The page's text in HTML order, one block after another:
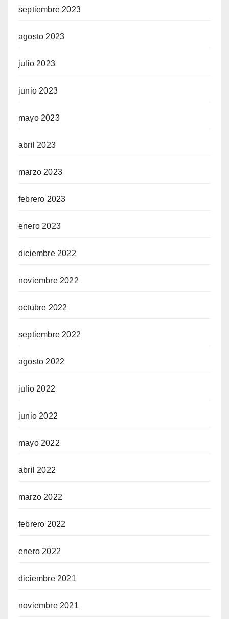
septiembre 2023
agosto 2023
julio 2023
junio 2023
mayo 2023
abril 2023
marzo 2023
febrero 2023
enero 2023
diciembre 2022
noviembre 2022
octubre 2022
septiembre 2022
agosto 2022
julio 2022
junio 2022
mayo 2022
abril 2022
marzo 2022
febrero 2022
enero 2022
diciembre 2021
noviembre 2021